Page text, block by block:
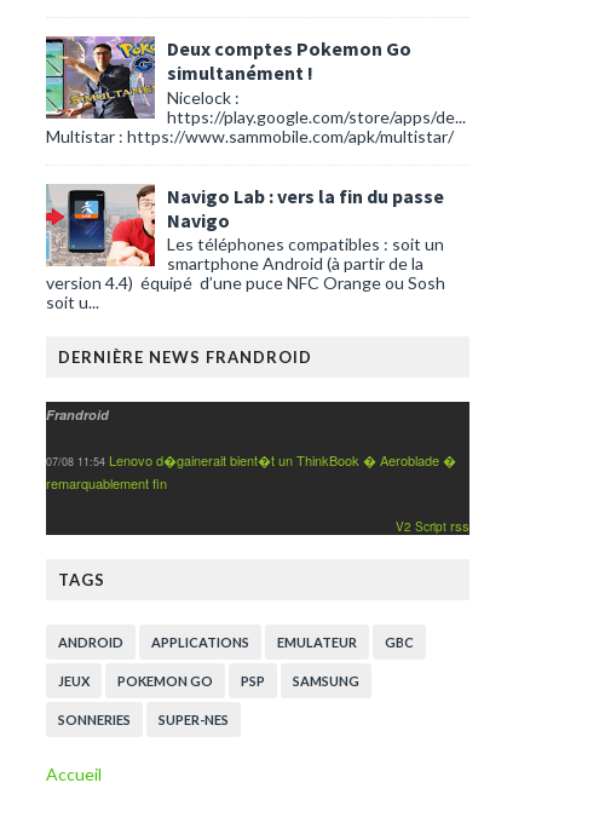
Deux comptes Pokemon Go
simultanément !
Nicelock :
https://play.google.com/store/apps/de...
Multistar : https://www.sammobile.com/apk/multistar/
Navigo Lab : vers la fin du passe
Navigo
Les téléphones compatibles : soit un
smartphone Android (à partir de la
version 4.4) équipé d’une puce NFC Orange ou Sosh
soit u...
DERNIÈRE NEWS FRANDROID
Frandroid
07/08 11:54 Lenovo d�gainerait bient�t un ThinkBook � Aeroblade �
remarquablement fin
V2 Script rss
TAGS
ANDROID APPLICATIONS EMULATEUR GBC
JEUX POKEMON GO PSP SAMSUNG
SONNERIES SUPER-NES
Accueil